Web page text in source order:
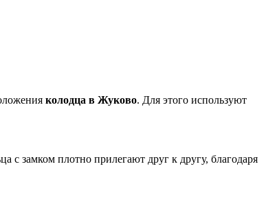
колодца в Жуково. Для этого используют
с замком плотно прилегают друг к другу, благодаря